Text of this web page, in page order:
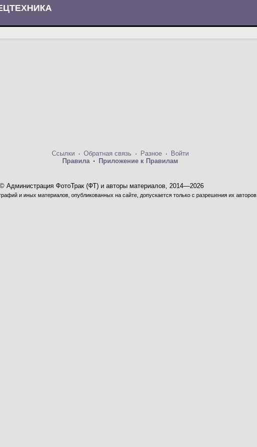
Ссылки· Обратная связь · Разное·
Войти
Правила· Приложение к Правилам
© Администрация ФотоТрак (ФТ) и авторы материалов, 2014—2026
и иных материалов, опубликованных на сайте, допускается только с разрешения их авторов.